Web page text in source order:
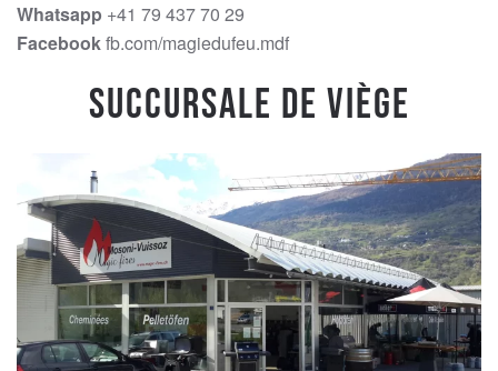
Whatsapp +41 79 437 70 29
Facebookfb.com/magiedufeu.mdf
Succursale de Viège